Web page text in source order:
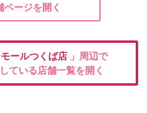
ページを開く
ールつくば店 」周辺で
ている店舗一覧を開く